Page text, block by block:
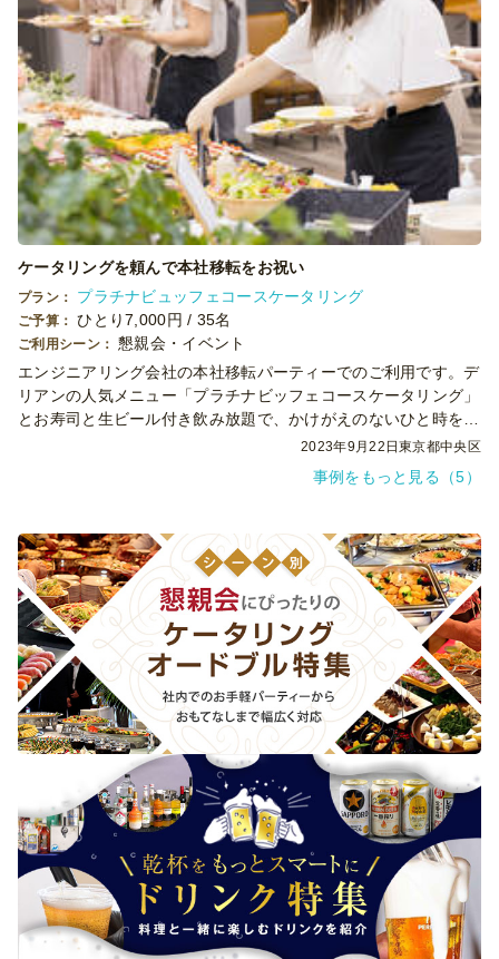
ケータリングを頼んで本社移転をお祝い
プラン： プラチナビュッフェコースケータリング
ご予算： ひとり7,000円 / 35名
ご利用シーン： 懇親会・イベント
エンジニアリング会社の本社移転パーティーでのご利用です。デ
リアンの人気メニュー「プラチナビッフェコースケータリング」
とお寿司と生ビール付き飲み放題で、かけがえのないひと時を過
2023年9月22日東京都中央区
事例をもっと見る（5）